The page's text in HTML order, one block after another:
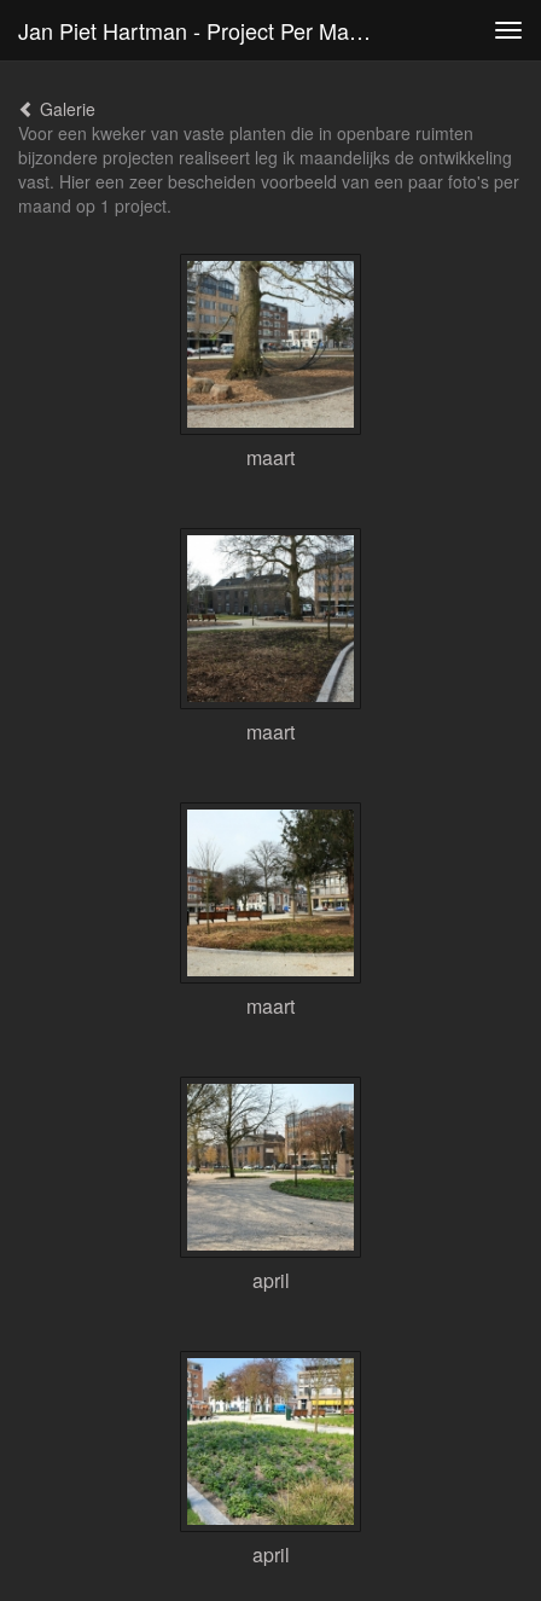
Jan Piet Hartman - Project Per Maand
Galerie
Voor een kweker van vaste planten die in openbare ruimten
bijzondere projecten realiseert leg ik maandelijks de ontwikkeling
vast. Hier een zeer bescheiden voorbeeld van een paar foto's per
maand op 1 project.
maart
maart
maart
april
april